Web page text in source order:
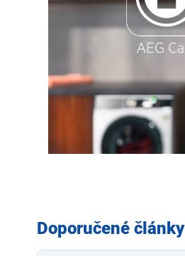
Doporučené články